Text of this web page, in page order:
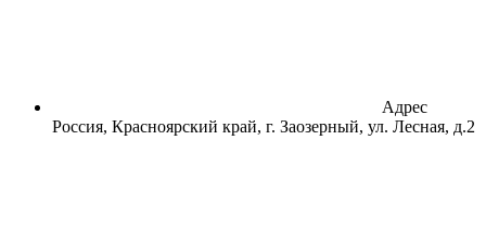
Адрес
Россия, Красноярский край, г. Заозерный, ул. Лесная, д.2